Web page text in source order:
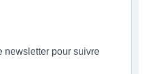
newsletter pour suivre